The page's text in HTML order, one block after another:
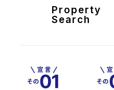
Property
Search